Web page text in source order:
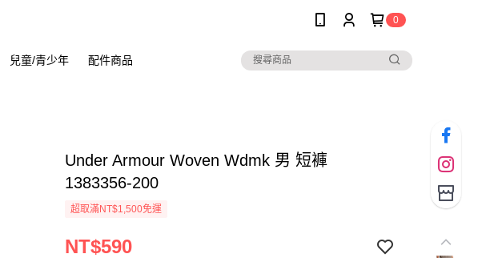
0
兒童/青少年 配件商品
Under Armour Woven Wdmk 男 短褲
1383356-200
超取滿NT$1,500免運
NT$590